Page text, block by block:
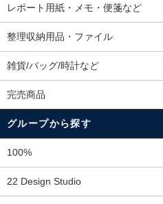
レポート用紙・メモ・便箋など
整理収納用品・ファイル
雑貨/バッグ/時計など
完売商品
グループから探す
100%
22 Design Studio